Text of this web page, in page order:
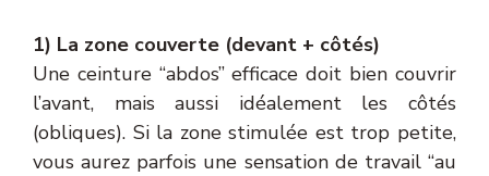
1) La zone couverte (devant + côtés)
Une ceinture “abdos” efficace doit bien couvrir
l’avant, mais aussi idéalement les côtés
(obliques). Si la zone stimulée est trop petite,
vous aurez parfois une sensation de travail “au